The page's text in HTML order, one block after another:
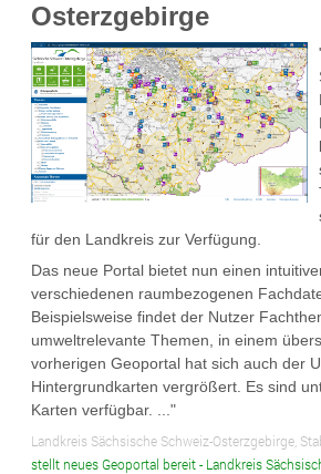
Osterzgebirge
für den Landkreis zur Verfügung.
Das neue Portal bietet nun einen
verschiedenen raumbezogenen
Beispielsweise findet der Nutzer
umweltrelevante Themen, in einem
vorherigen Geoportal hat sich auch der
Hintergrundkarten vergrößert. Es sind
Karten verfügbar. ..."
Landkreis Sächsische Schweiz-Osterzgebirge,
stellt neues Geoportal bereit - Landkreis